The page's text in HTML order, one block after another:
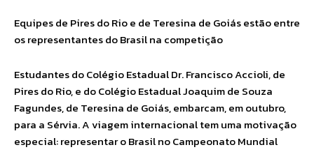
Equipes de Pires do Rio e de Teresina de Goiás estão entre
os representantes do Brasil na competição
Estudantes do Colégio Estadual Dr. Francisco Accioli, de
Pires do Rio, e do Colégio Estadual Joaquim de Souza
Fagundes, de Teresina de Goiás, embarcam, em outubro,
para a Sérvia. A viagem internacional tem uma motivação
especial: representar o Brasil no Campeonato Mundial